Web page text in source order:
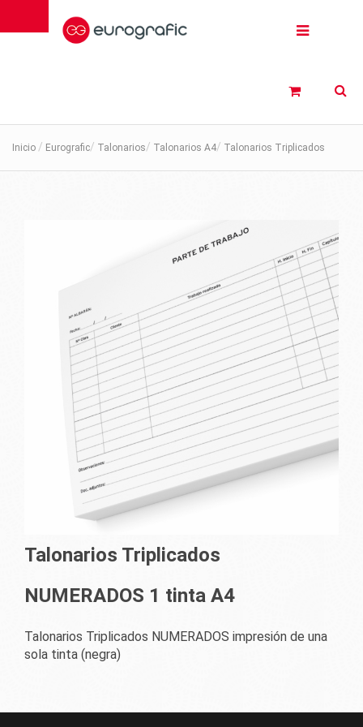
Inicio Eurografic Talonarios Talonarios A4 Talonarios Triplicados
Talonarios Triplicados
NUMERADOS 1 tinta A4
Talonarios Triplicados NUMERADOS impresión de una
sola tinta (negra)